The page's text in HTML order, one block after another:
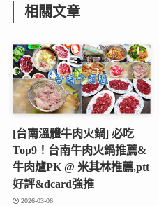
相關文章
[台南溫體牛肉火鍋] 必吃
Top9！台南牛肉火鍋推薦&
牛肉爐PK @ 米其林推薦,ptt
好評&dcard強推
2026-03-06